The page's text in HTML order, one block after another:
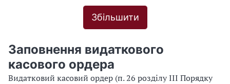
Збільшити
Заповнення видаткового
касового ордера
Видатковий касовий ордер (п. 26 розділу ІІІ Порядку